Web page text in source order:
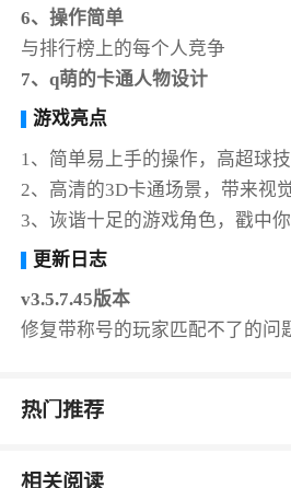
6、操作简单
与排行榜上的每个人竞争
7、q萌的卡通人物设计
游戏亮点
1、简单易上手的操作，高超球技
2、高清的3D卡通场景，带来视
3、诙谐十足的游戏角色，戳中你
更新日志
v3.5.7.45版本
修复带称号的玩家匹配不了的问
热门推荐
相关阅读